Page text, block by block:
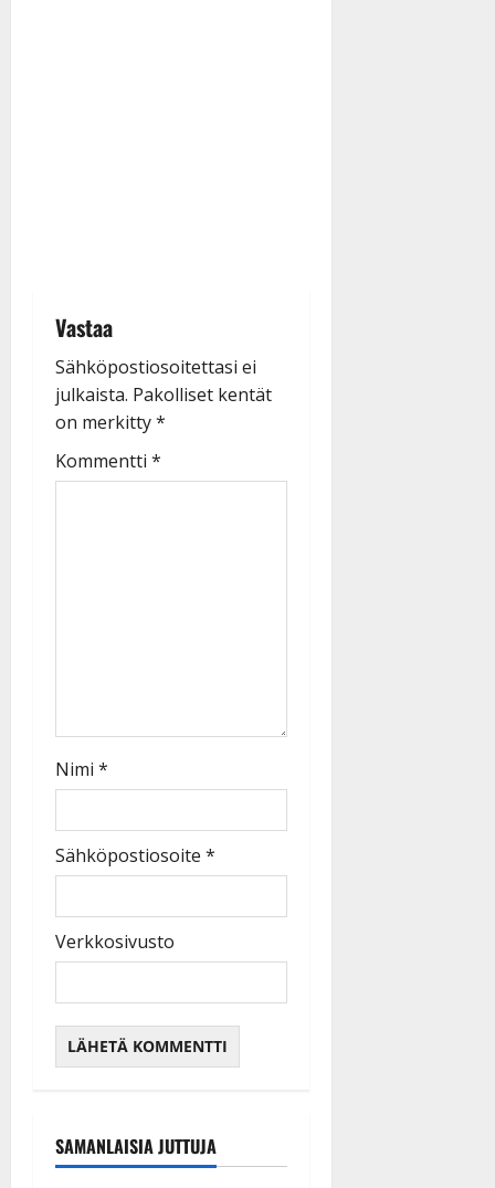
Vastaa
Sähköpostiosoitettasi ei
julkaista. Pakolliset kentät
on merkitty*
Kommentti *
Nimi *
Sähköpostiosoite *
Verkkosivusto
SAMANLAISIA JUTTUJA